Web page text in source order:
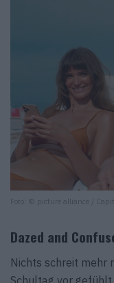
Foto: © picture alliance /
Dazed and
Nichts schreit mehr